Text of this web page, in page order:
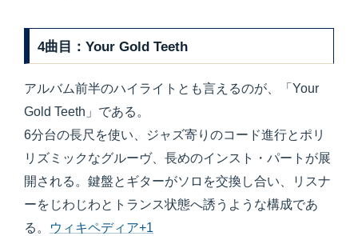
4曲目：Your Gold Teeth
アルバム前半のハイライトとも言えるのが、「Your
Gold Teeth」である。
6分台の長尺を使い、ジャズ寄りのコード進行とポリ
リズミックなグルーヴ、長めのインスト・パートが展
開される。鍵盤とギターがソロを交換し合い、リスナ
ーをじわじわとトランス状態へ誘うような構成であ
る。
ウィキペディア+1